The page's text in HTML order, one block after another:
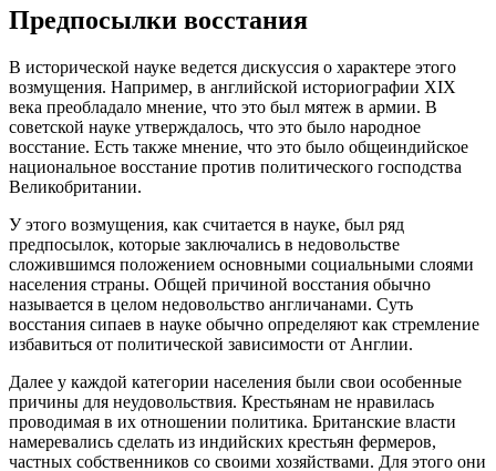
Предпосылки восстания
В исторической науке ведется дискуссия о характере этого
возмущения. Например, в английской историографии XIX
века преобладало мнение, что это был мятеж в армии. В
советской науке утверждалось, что это было народное
восстание. Есть также мнение, что это было общеиндийское
национальное восстание против политического господства
Великобритании.
У этого возмущения, как считается в науке, был ряд
предпосылок, которые заключались в недовольстве
сложившимся положением основными социальными слоями
населения страны. Общей причиной восстания обычно
называется в целом недовольство англичанами. Суть
восстания сипаев в науке обычно определяют как стремление
избавиться от политической зависимости от Англии.
Далее у каждой категории населения были свои особенные
причины для неудовольствия. Крестьянам не нравилась
проводимая в их отношении политика. Британские власти
намеревались сделать из индийских крестьян фермеров,
частных собственников со своими хозяйствами. Для этого они